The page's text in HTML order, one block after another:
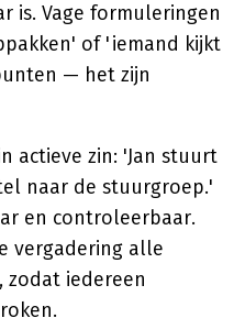
is. Vage formuleringen
of 'iemand kijkt
— het zijn
actieve zin: 'Jan stuurt
naar de stuurgroep.'
en controleerbaar.
vergadering alle
iedereen